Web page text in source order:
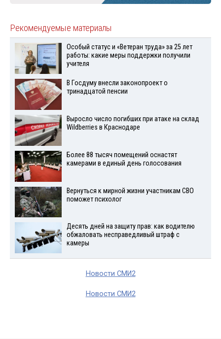
Рекомендуемые материалы
Особый статус и «Ветеран труда» за 25 лет
работы: какие меры поддержки получили
учителя
В Госдуму внесли законопроект о
тринадцатой пенсии
Выросло число погибших при атаке на склад
Wildberries в Краснодаре
Более 88 тысяч помещений оснастят
камерами в единый день голосования
Вернуться к мирной жизни участникам СВО
поможет психолог
Десять дней на защиту прав: как водителю
обжаловать несправедливый штраф с
камеры
Новости СМИ2
Новости СМИ2